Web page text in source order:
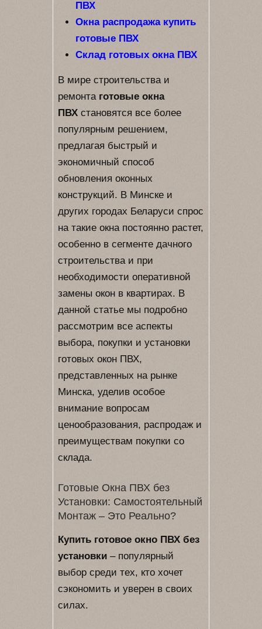
ПВХ
Окна распродажа купить
готовые ПВХ
Склад готовых окна ПВХ
В мире строительства и
ремонта готовые окна
ПВХ становятся все более
популярным решением,
предлагая быстрый и
экономичный способ
обновления оконных
конструкций. В Минске и
других городах Беларуси спрос
на такие окна постоянно растет,
особенно в сегменте дачного
строительства и при
необходимости оперативной
замены окон в квартирах. В
данной статье мы подробно
рассмотрим все аспекты
выбора, покупки и установки
готовых окон ПВХ,
представленных на рынке
Минска, уделив особое
внимание вопросам
ценообразования, распродаж и
преимуществам покупки со
склада.
Готовые Окна ПВХ без
Установки: Самостоятельный
Монтаж – Это Реально?
Купить готовое окно ПВХ без
установки – популярный
выбор среди тех, кто хочет
сэкономить и уверен в своих
силах.